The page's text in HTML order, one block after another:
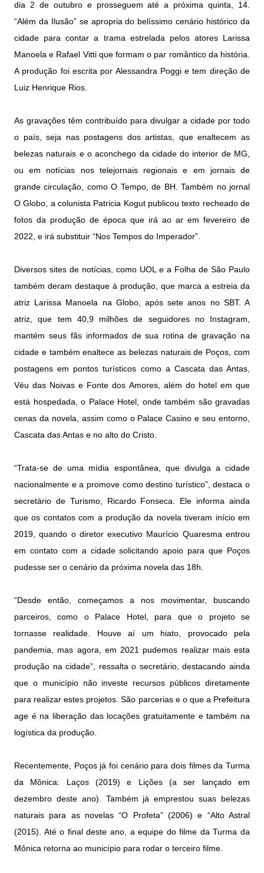
dia 2 de outubro e prosseguem até a próxima quinta, 14.
“Além da Ilusão” se apropria do belíssimo cenário histórico da
cidade para contar a trama estrelada pelos atores Larissa
Manoela e Rafael Vitti que formam o par romântico da história.
A produção foi escrita por Alessandra Poggi e tem direção de
Luiz Henrique Rios.
As gravações têm contribuído para divulgar a cidade por todo
o país, seja nas postagens dos artistas, que enaltecem as
belezas naturais e o aconchego da cidade do interior de MG,
ou em notícias nos telejornais regionais e em jornais de
grande circulação, como O Tempo, de BH. Também no jornal
O Globo, a colunista Patricia Kogut publicou texto recheado de
fotos da produção de época que irá ao ar em fevereiro de
2022, e irá substituir “Nos Tempos do Imperador”.
Diversos sites de notícias, como UOL e a Folha de São Paulo
também deram destaque à produção, que marca a estreia da
atriz Larissa Manoela na Globo, após sete anos no SBT. A
atriz, que tem 40,9 milhões de seguidores no Instagram,
mantém seus fãs informados de sua rotina de gravação na
cidade e também enaltece as belezas naturais de Poços, com
postagens em pontos turísticos como a Cascata das Antas,
Véu das Noivas e Fonte dos Amores, além do hotel em que
está hospedada, o Palace Hotel, onde também são gravadas
cenas da novela, assim como o Palace Casino e seu entorno,
Cascata das Antas e no alto do Cristo.
“Trata-se de uma mídia espontânea, que divulga a cidade
nacionalmente e a promove como destino turístico”, destaca o
secretário de Turismo, Ricardo Fonseca. Ele informa ainda
que os contatos com a produção da novela tiveram início em
2019, quando o diretor executivo Maurício Quaresma entrou
em contato com a cidade solicitando apoio para que Poços
pudesse ser o cenário da próxima novela das 18h.
“Desde então, começamos a nos movimentar, buscando
parceiros, como o Palace Hotel, para que o projeto se
tornasse realidade. Houve aí um hiato, provocado pela
pandemia, mas agora, em 2021 pudemos realizar mais esta
produção na cidade”, ressalta o secretário, destacando ainda
que o município não investe recursos públicos diretamente
para realizar estes projetos. São parcerias e o que a Prefeitura
age é na liberação das locações gratuitamente e também na
logística da produção.
Recentemente, Poços já foi cenário para dois filmes da Turma
da Mônica: Laços (2019) e Lições (a ser lançado em
dezembro deste ano). Também já emprestou suas belezas
naturais para as novelas “O Profeta” (2006) e “Alto Astral
(2015). Até o final deste ano, a equipe do filme da Turma da
Mônica retorna ao município para rodar o terceiro filme.